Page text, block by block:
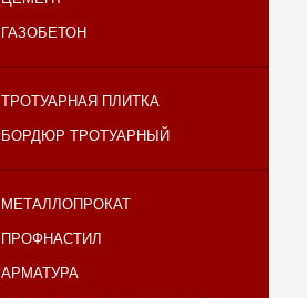
ГАЗОБЕТОН
ТРОТУАРНАЯ ПЛИТКА
БОРДЮР ТРОТУАРНЫЙ
МЕТАЛЛОПРОКАТ
ПРОФНАСТИЛ
АРМАТУРА